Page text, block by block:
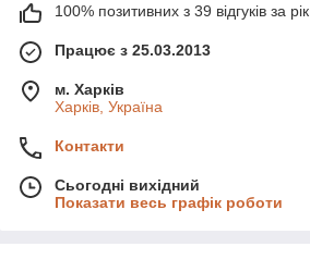
100% позитивних з 39 відгуків за рік
Працює з 25.03.2013
м. Харків
Харків, Україна
Контакти
Сьогодні вихідний
Показати весь графік роботи